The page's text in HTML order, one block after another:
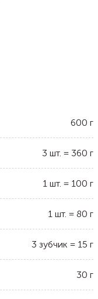
600 г
3 шт. = 360 г
1 шт. = 100 г
1 шт. = 80 г
3 зубчик = 15 г
30 г